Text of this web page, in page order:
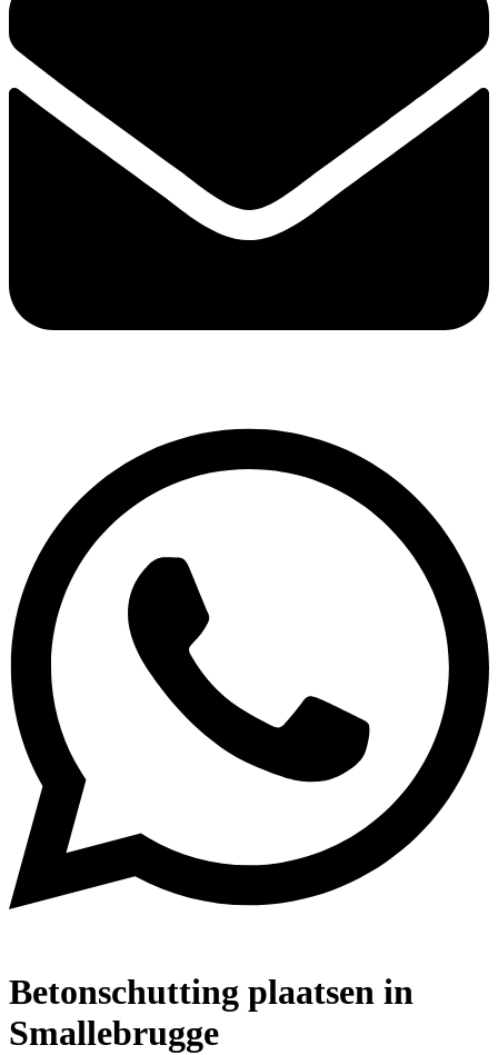
Betonschutting plaatsen in
Smallebrugge